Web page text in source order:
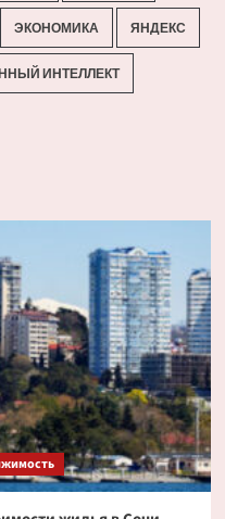
ЭКОНОМИКА ЯНДЕКС
ИНТЕЛЛЕКТ